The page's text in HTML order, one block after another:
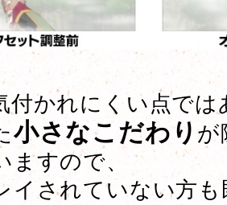
付かれにくい点では
小さなこだわりが
ますので、
イされていない方